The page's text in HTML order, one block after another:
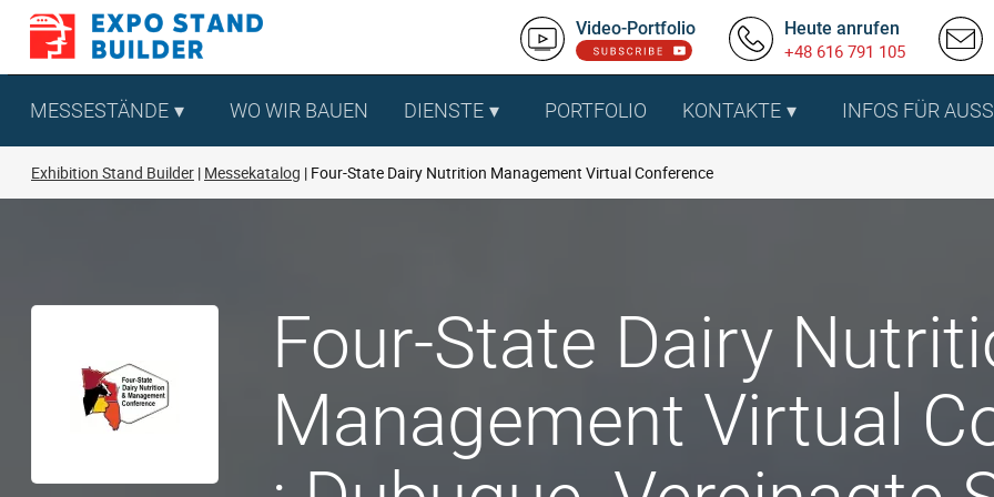
Zum
springen
Video-Portfolio Heute anrufen
+48 616 791 105
MESSESTÄNDE WO WIR BAUEN DIENSTE PORTFOLIO KONTAKTE INFOS FÜR
Exhibition Stand Builder Messekatalog Four-State Dairy Nutrition Management Virtual Conference
Four-State Dairy
Management Virtual